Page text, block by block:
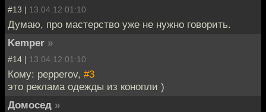
#13 | 13.04.12 01:10
Думаю, про мастерство уже не нужно говорить.
Kemper »
#14 | 13.04.12 01:10
Кому: pepperov, #3
это реклама одежды из конопли )
Домосед »